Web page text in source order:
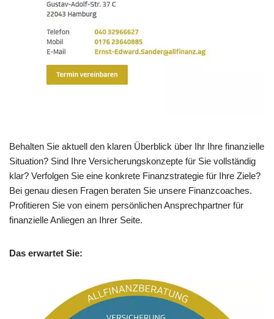
Behalten Sie aktuell den klaren Überblick über Ihr Ihre finanzielle
Situation? Sind Ihre Versicherungskonzepte für Sie vollständig
klar? Verfolgen Sie eine konkrete Finanzstrategie für Ihre Ziele?
Bei genau diesen Fragen beraten Sie unsere Finanzcoaches.
Profitieren Sie von einem persönlichen Ansprechpartner für
finanzielle Anliegen an Ihrer Seite.
Das erwartet Sie: